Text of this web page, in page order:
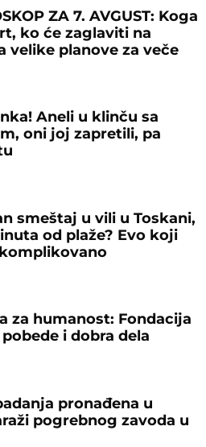
ZA 7. AVGUST: Koga
ko će zaglaviti na
velike planove za veče
Aneli u klinču sa
oni joj zapretili, pa
smeštaj u vili u Toskani,
od plaže? Evo koji
za humanost: Fondacija
i dobra dela
pronađena u
pogrebnog zavoda u